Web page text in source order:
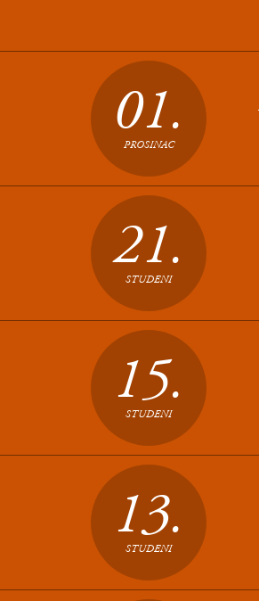
01.
PROSINAC
21.
STUDENI
15.
STUDENI
13.
STUDENI